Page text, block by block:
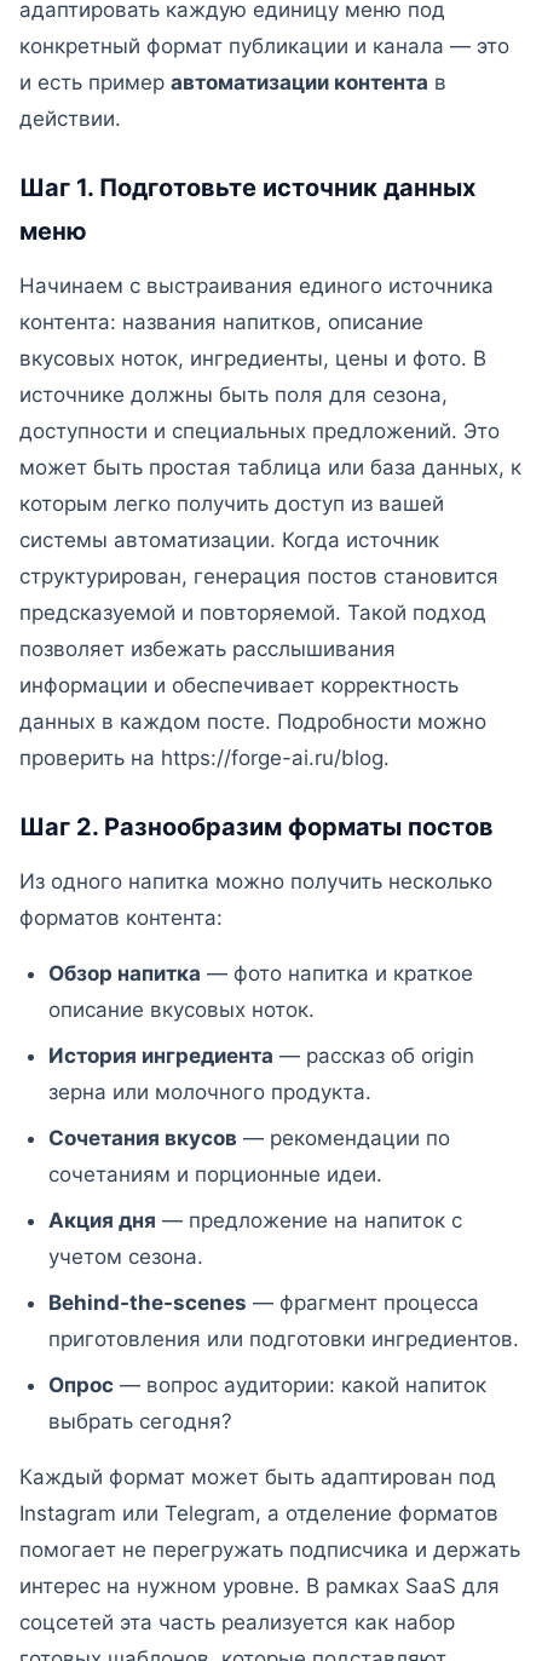
адаптировать каждую единицу меню под
конкретный формат публикации и канала — это
и есть пример автоматизации контента в
действии.
Шаг 1. Подготовьте источник данных
меню
Начинаем с выстраивания единого источника
контента: названия напитков, описание
вкусовых ноток, ингредиенты, цены и фото. В
источнике должны быть поля для сезона,
доступности и специальных предложений. Это
может быть простая таблица или база данных, к
которым легко получить доступ из вашей
системы автоматизации. Когда источник
структурирован, генерация постов становится
предсказуемой и повторяемой. Такой подход
позволяет избежать расслышивания
информации и обеспечивает корректность
данных в каждом посте. Подробности можно
проверить на https://forge-ai.ru/blog.
Шаг 2. Разнообразим форматы постов
Из одного напитка можно получить несколько
форматов контента:
Обзор напитка — фото напитка и краткое
описание вкусовых ноток.
История ингредиента — рассказ об origin
зерна или молочного продукта.
Сочетания вкусов — рекомендации по
сочетаниям и порционные идеи.
Акция дня — предложениe на напиток с
учетом сезона.
Behind-the-scenes — фрагмент процесса
приготовления или подготовки ингредиентов.
Опрос — вопрос аудитории: какой напиток
выбрать сегодня?
Каждый формат может быть адаптирован под
Instagram или Telegram, а отделение форматов
помогает не перегружать подписчика и держать
интерес на нужном уровне. В рамках SaaS для
соцсетей эта часть реализуется как набор